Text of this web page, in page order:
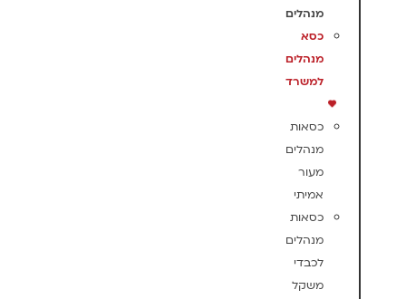
מנהלים
כסא
מנהלים
למשרד
כסאות
מנהלים
מעור
אמיתי
כסאות
מנהלים
לכבדי
משקל